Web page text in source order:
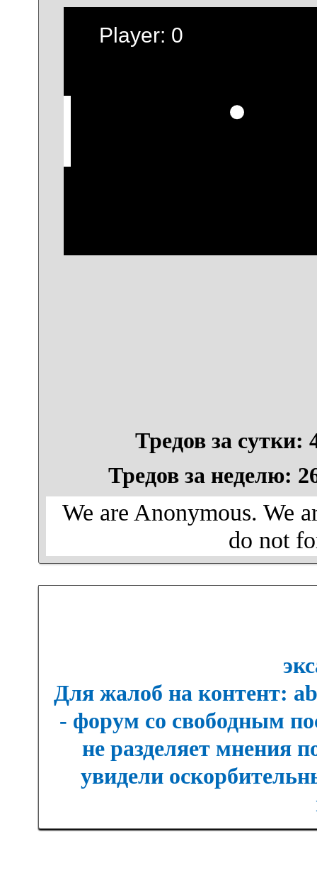
Тредов за сутки:
Тредов за неделю:
We are Anonymous. We
do not
Для жалоб на контент:
- форум со свободным
не разделяет мнения
увидели